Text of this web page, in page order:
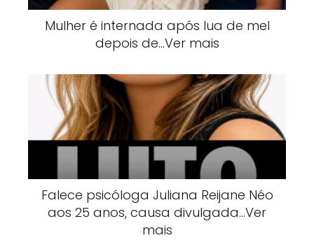
Mulher é internada após lua de mel
depois de…Ver mais
Falece psicóloga Juliana Reijane Néo
aos 25 anos, causa divulgada…Ver
mais